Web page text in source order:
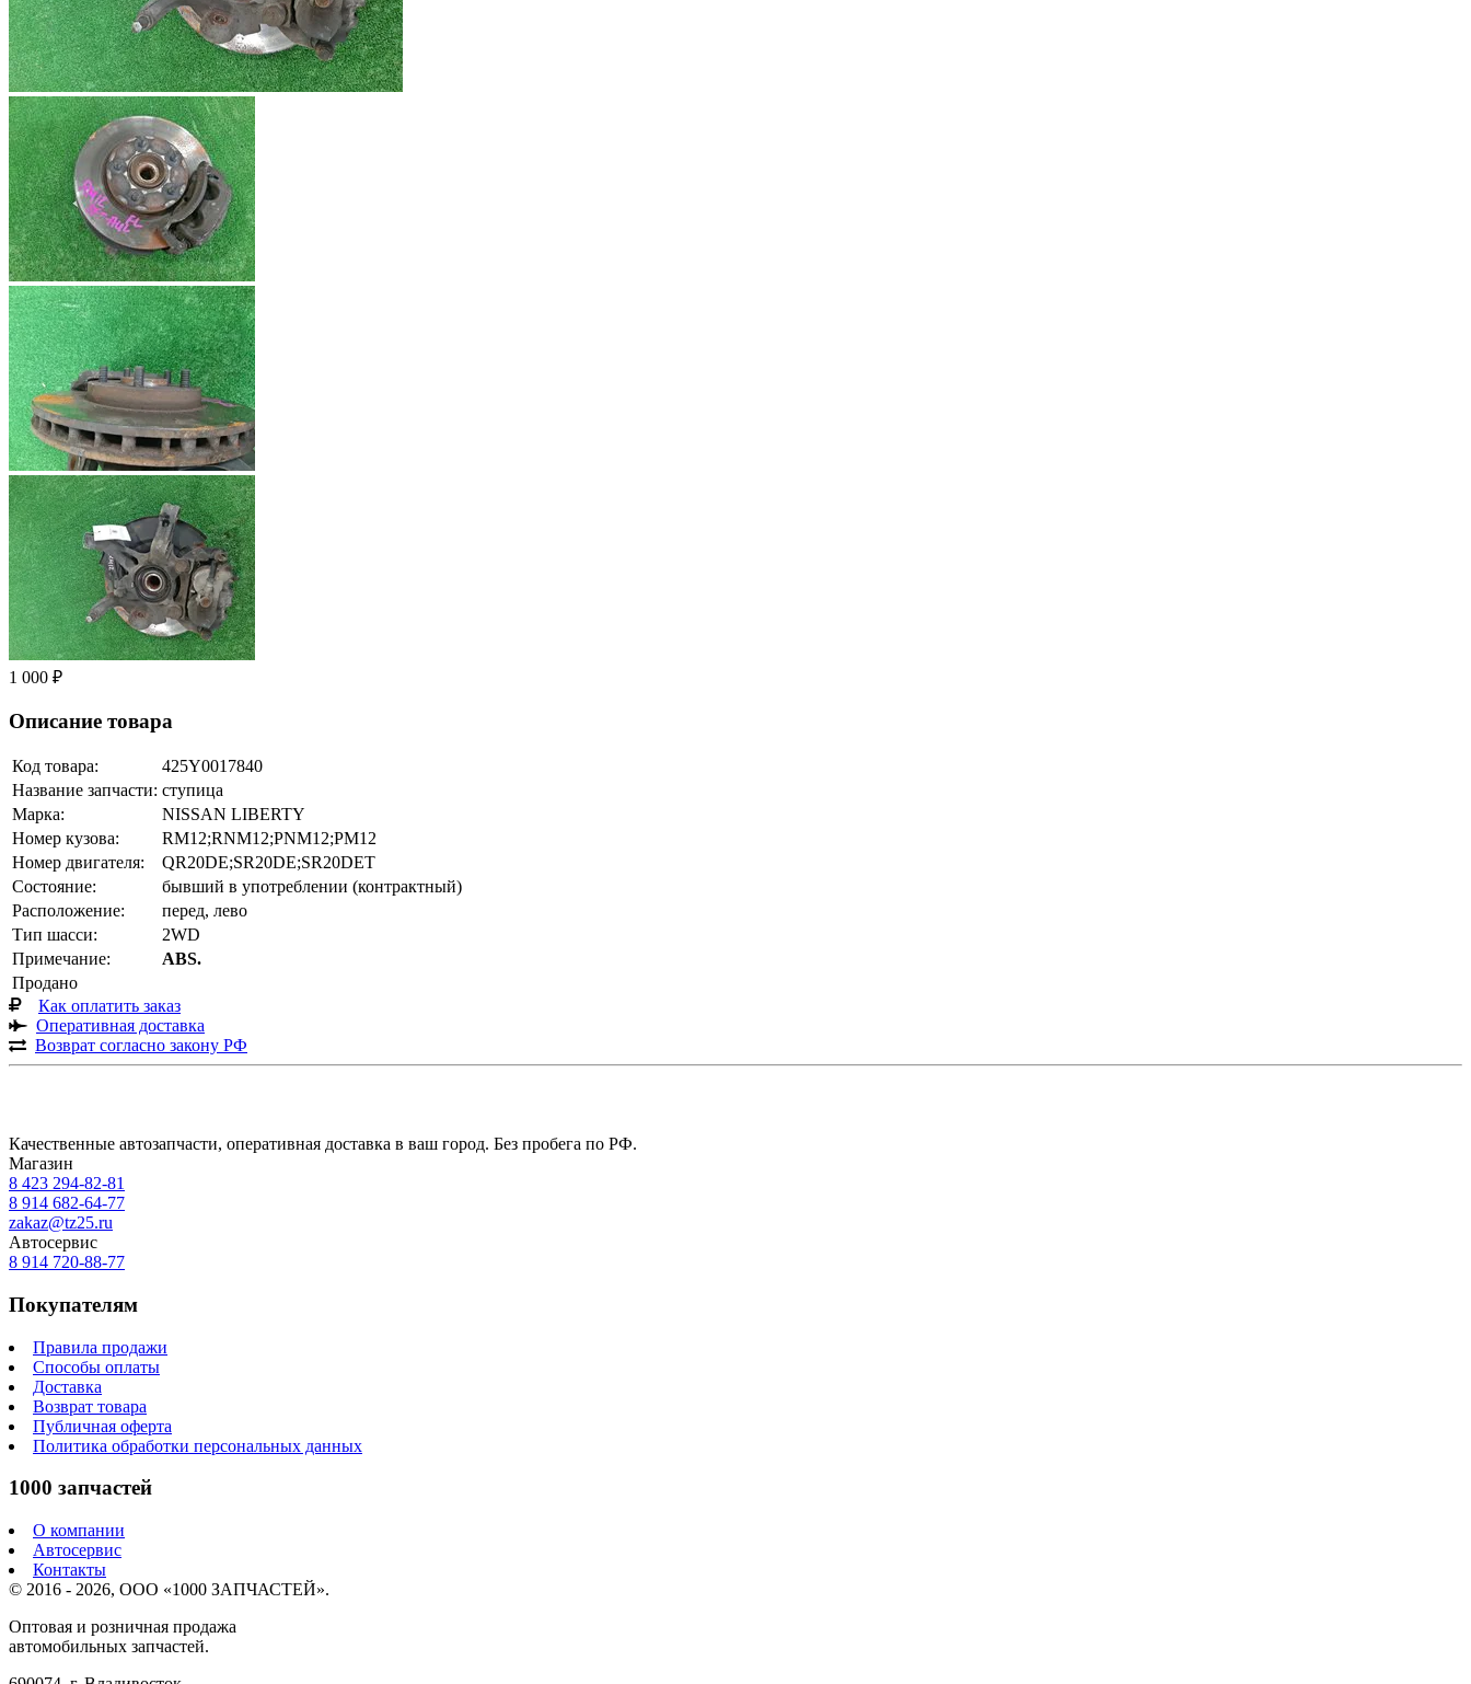
1 000 ₽
Описание товара
Код товара:
425Y0017840
Название запчасти: ступица
Марка:
NISSAN LIBERTY
Номер кузова:
RM12;RNM12;PNM12;PM12
Номер двигателя:
QR20DE;SR20DE;SR20DET
Состояние:
бывший в употреблении (контрактный)
Расположение:
перед, лево
Тип шасси:
2WD
Примечание:
ABS.
Продано
Как оплатить заказ
Оперативная доставка
Возврат согласно закону РФ
Качественные автозапчасти, оперативная доставка в ваш город. Без пробега по РФ.
Магазин
8 423 294-82-81
8 914 682-64-77
zakaz@tz25.ru
Автосервис
8 914 720-88-77
Покупателям
Правила продажи
Способы оплаты
Доставка
Возврат товара
Публичная оферта
Политика обработки персональных данных
1000 запчастей
О компании
Автосервис
Контакты
© 2016 - 2026, ООО «1000 ЗАПЧАСТЕЙ».
Оптовая и розничная продажа
автомобильных запчастей.